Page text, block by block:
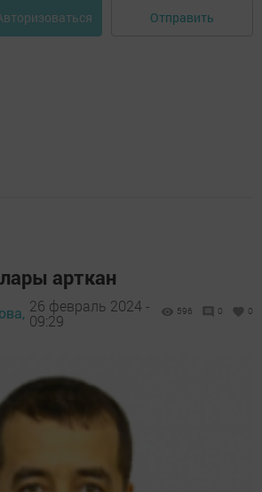
Отправить
арткан
26 февраль 2024 -
09:29
596 0 0